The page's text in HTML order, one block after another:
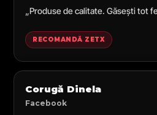
„Produse de calitate. Găsești tot
RECOMANDĂ ZETX
Corugă Dinela
Facebook